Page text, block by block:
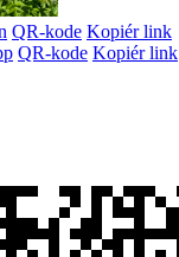
QR-kode Kopiér link
QR-kode Kopiér link